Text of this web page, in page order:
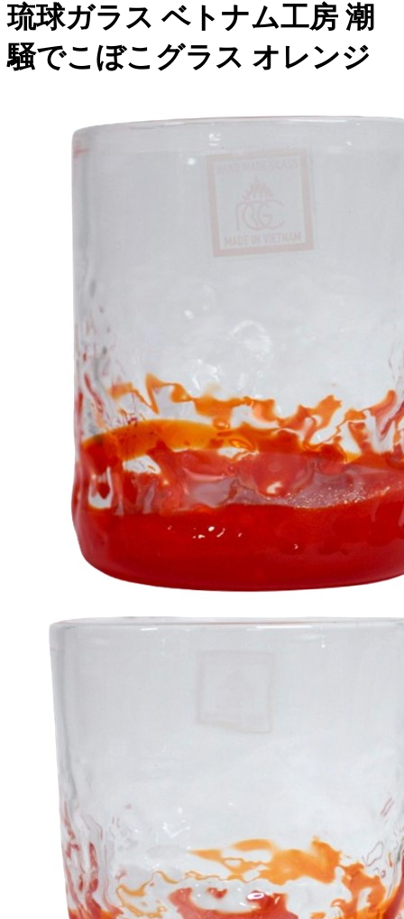
琉球ガラス ベトナム工房 潮
騒でこぼこグラス オレンジ